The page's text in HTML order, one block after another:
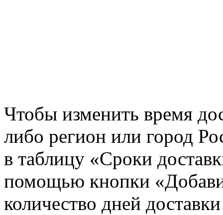
Чтобы изменить время
либо регион или город
в таблицу «Сроки
помощью кнопки
количество дней